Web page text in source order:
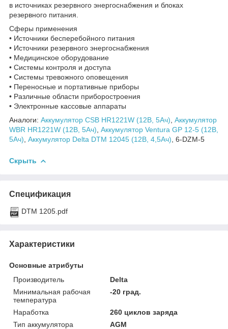
в источниках резервного энергоснабжения и блоках
резервного питания.
Cферы применения
• Источники бесперебойного питания
• Источники резервного энергоснабжения
• Медицинское оборудование
• Системы контроля и доступа
• Системы тревожного оповещения
• Переносные и портативные приборы
• Различные области приборостроения
• Электронные кассовые аппараты
Аналоги: Аккумулятор CSB HR1221W (12В, 5Ач) Аккумулятор
WBR HR1221W (12В, 5Ач) Аккумулятор Ventura GP 12-5 (12В,
5Ач) Аккумулятор Delta DTM 12045 (12В, 4,5Ач) , 6-DZM-5
Скрыть
Спецификация
DTM 1205.pdf
Характеристики
Основные атрибуты
Производитель
Delta
Минимальная рабочая
температура
-20 град.
Наработка
260 циклов заряда
Тип аккумулятора
AGM